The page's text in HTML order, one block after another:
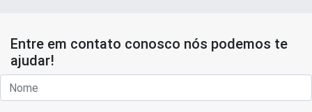
Entre em contato conosco nós podemos te
ajudar!